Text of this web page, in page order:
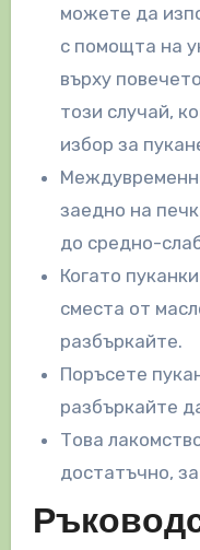
можете да
с помощта на
върху
този случай,
избор за
заедно на
до средно-
Когато
сместа от
разбъркайте.
Поръсете
разбъркайте
Това
достатъчно,